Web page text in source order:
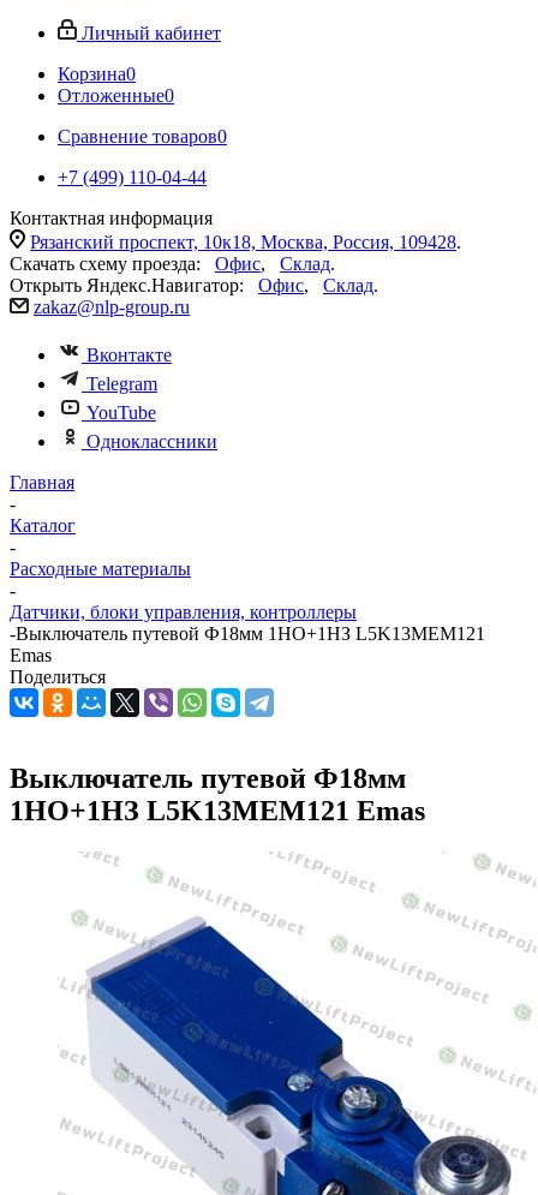
Личный кабинет
Корзина0
Отложенные0
Сравнение товаров0
+7 (499) 110-04-44
Контактная информация
Рязанский проспект, 10к18, Москва, Россия, 109428.
Скачать схему проезда: Офис, Склад.
Открыть Яндекс.Навигатор: Офис, Склад.
zakaz@nlp-group.ru
Вконтакте
Telegram
YouTube
Одноклассники
Главная
-
Каталог
-
Расходные материалы
-
Датчики, блоки управления, контроллеры
-Выключатель путевой Ф18мм 1НО+1НЗ L5K13MEM121
Emas
Поделиться
Выключатель путевой Ф18мм
1НО+1НЗ L5K13MEM121 Emas